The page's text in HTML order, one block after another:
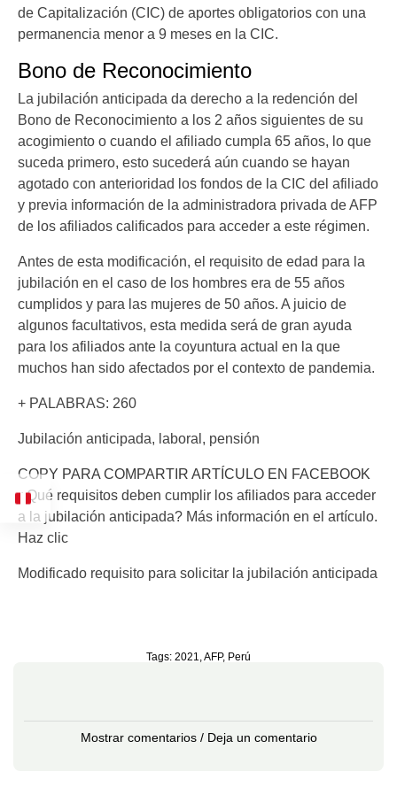
de Capitalización (CIC) de aportes obligatorios con una
permanencia menor a 9 meses en la CIC.
Bono de Reconocimiento
La jubilación anticipada da derecho a la redención del
Bono de Reconocimiento a los 2 años siguientes de su
acogimiento o cuando el afiliado cumpla 65 años, lo que
suceda primero, esto sucederá aún cuando se hayan
agotado con anterioridad los fondos de la CIC del afiliado
y previa información de la administradora privada de AFP
de los afiliados calificados para acceder a este régimen.
Antes de esta modificación, el requisito de edad para la
jubilación en el caso de los hombres era de 55 años
cumplidos y para las mujeres de 50 años. A juicio de
algunos facultativos, esta medida será de gran ayuda
para los afiliados ante la coyuntura actual en la que
muchos han sido afectados por el contexto de pandemia.
+ PALABRAS: 260
Jubilación anticipada, laboral, pensión
COPY PARA COMPARTIR ARTÍCULO EN FACEBOOK
¿Qué requisitos deben cumplir los afiliados para acceder
a la jubilación anticipada? Más información en el artículo.
Haz clic
Modificado requisito para solicitar la jubilación anticipada
Tags: 2021,AFP, Perú
Mostrar comentarios / Deja un comentario